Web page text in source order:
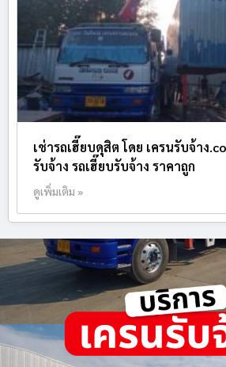
เช่ารถเฮี๊ยบดุสิต โดย เครนรับจ้าง
รับจ้าง รถเฮี๊ยบรับจ้าง ราคาถูก
ดูเพิ่มเติม »